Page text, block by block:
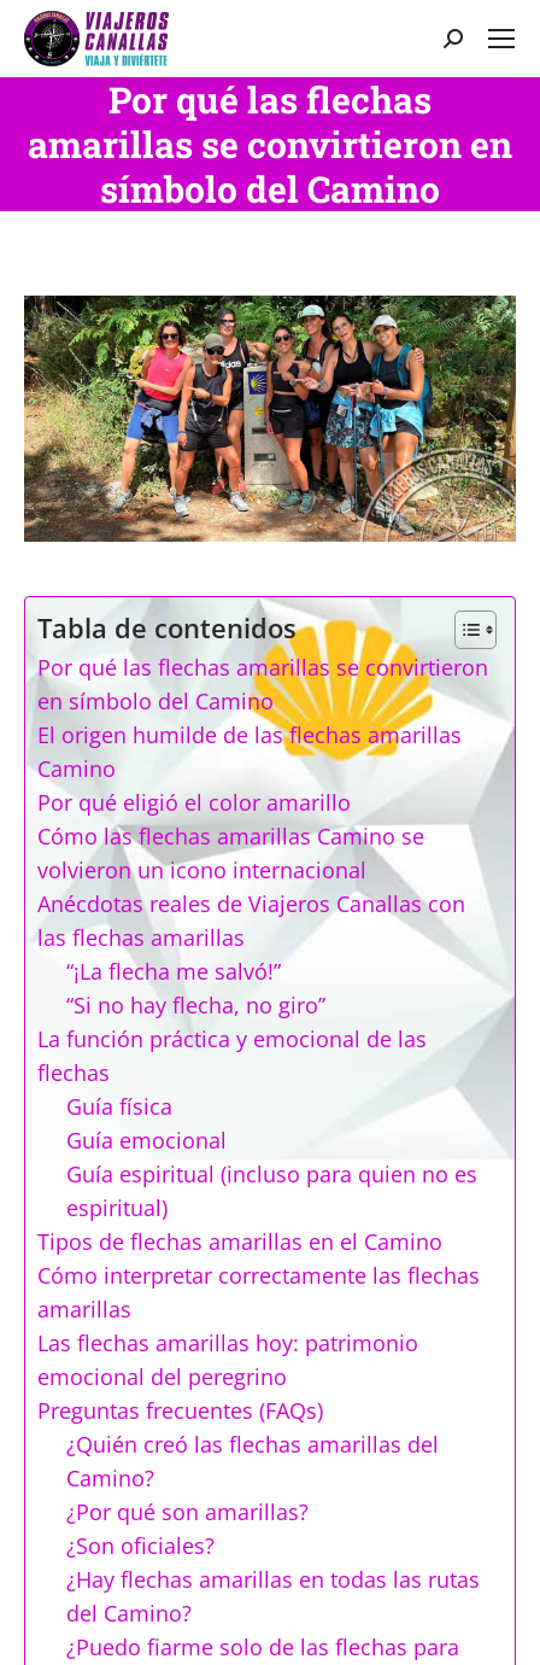
Buscar:
Por qué las flechas
amarillas se convirtieron en
símbolo del Camino
Tabla de contenidos
Por qué las flechas amarillas se convirtieron
en símbolo del Camino
El origen humilde de las flechas amarillas
Camino
Por qué eligió el color amarillo
Cómo las flechas amarillas Camino se
volvieron un icono internacional
Anécdotas reales de Viajeros Canallas con
las flechas amarillas
“¡La flecha me salvó!”
“Si no hay flecha, no giro”
La función práctica y emocional de las
flechas
Guía física
Guía emocional
Guía espiritual (incluso para quien no es
espiritual)
Tipos de flechas amarillas en el Camino
Cómo interpretar correctamente las flechas
amarillas
Las flechas amarillas hoy: patrimonio
emocional del peregrino
Preguntas frecuentes (FAQs)
¿Quién creó las flechas amarillas del
Camino?
¿Por qué son amarillas?
¿Son oficiales?
¿Hay flechas amarillas en todas las rutas
del Camino?
¿Puedo fiarme solo de las flechas para